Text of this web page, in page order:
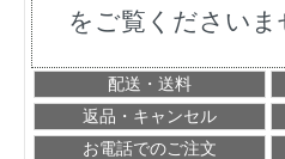
をご覧くださいま
配送・送料
返品・キャンセル
お電話でのご注文